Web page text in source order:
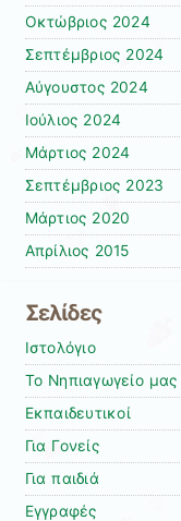
Οκτώβριος 2024
Σεπτέμβριος 2024
Αύγουστος 2024
Ιούλιος 2024
Μάρτιος 2024
Σεπτέμβριος 2023
Μάρτιος 2020
Απρίλιος 2015
Σελίδες
Ιστολόγιο
Το Νηπιαγωγείο μας
Εκπαιδευτικοί
Για Γονείς
Για παιδιά
Εγγραφές